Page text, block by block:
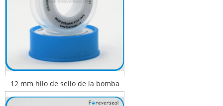
12 mm hilo de sello de la bomba